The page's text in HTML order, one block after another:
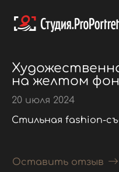
на желтом
20 июля 2024
Стильная fashion-
Оставить отзыв